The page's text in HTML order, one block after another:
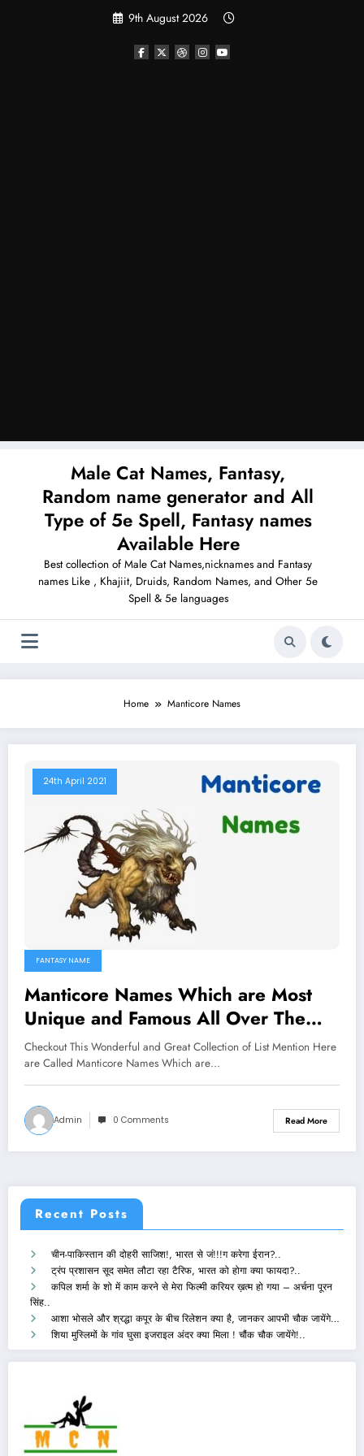
9th August 2026
Male Cat Names, Fantasy,
Random name generator and All
Type of 5e Spell, Fantasy names
Available Here
Best collection of Male Cat Names,nicknames and Fantasy
names Like , Khajiit, Druids, Random Names, and Other 5e
Spell & 5e languages
Home Manticore Names
24th April 2021
FANTASY NAME
Manticore Names Which are Most
Unique and Famous All Over The
Worlds
Checkout This Wonderful and Great Collection of List Mention Here
are Called Manticore Names Which are…
Admin 0 Comments Read More
Recent Posts
चीन-पाकिस्तान की दोहरी साजिश!, भारत से जं!!!ग करेगा ईरान?..
ट्रंप प्रशासन सूद समेत लौटा रहा टैरिफ, भारत को होगा क्या फायदा?..
कपिल शर्मा के शो में काम करने से मेरा फिल्मी करियर ख़त्म हो गया – अर्चना पूरन
सिंह..
आशा भोसले और श्रद्धा कपूर के बीच रिलेशन क्या है, जानकर आपभी चौक जायेंगे…
शिया मुस्लिमों के गांव घुसा इजराइल अंदर क्या मिला ! चौंक चौक जायेंगे!..